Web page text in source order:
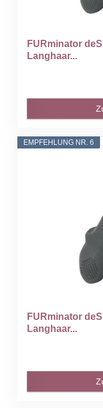
FURminator
Langhaar...
EMPFEHLUNG NR. 6
FURminator
Langhaar...